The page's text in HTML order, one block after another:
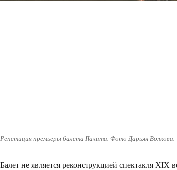
Репетиция премьеры балета Пахита. Фото Дарьян Волкова.
Балет не является реконструкцией спектакля